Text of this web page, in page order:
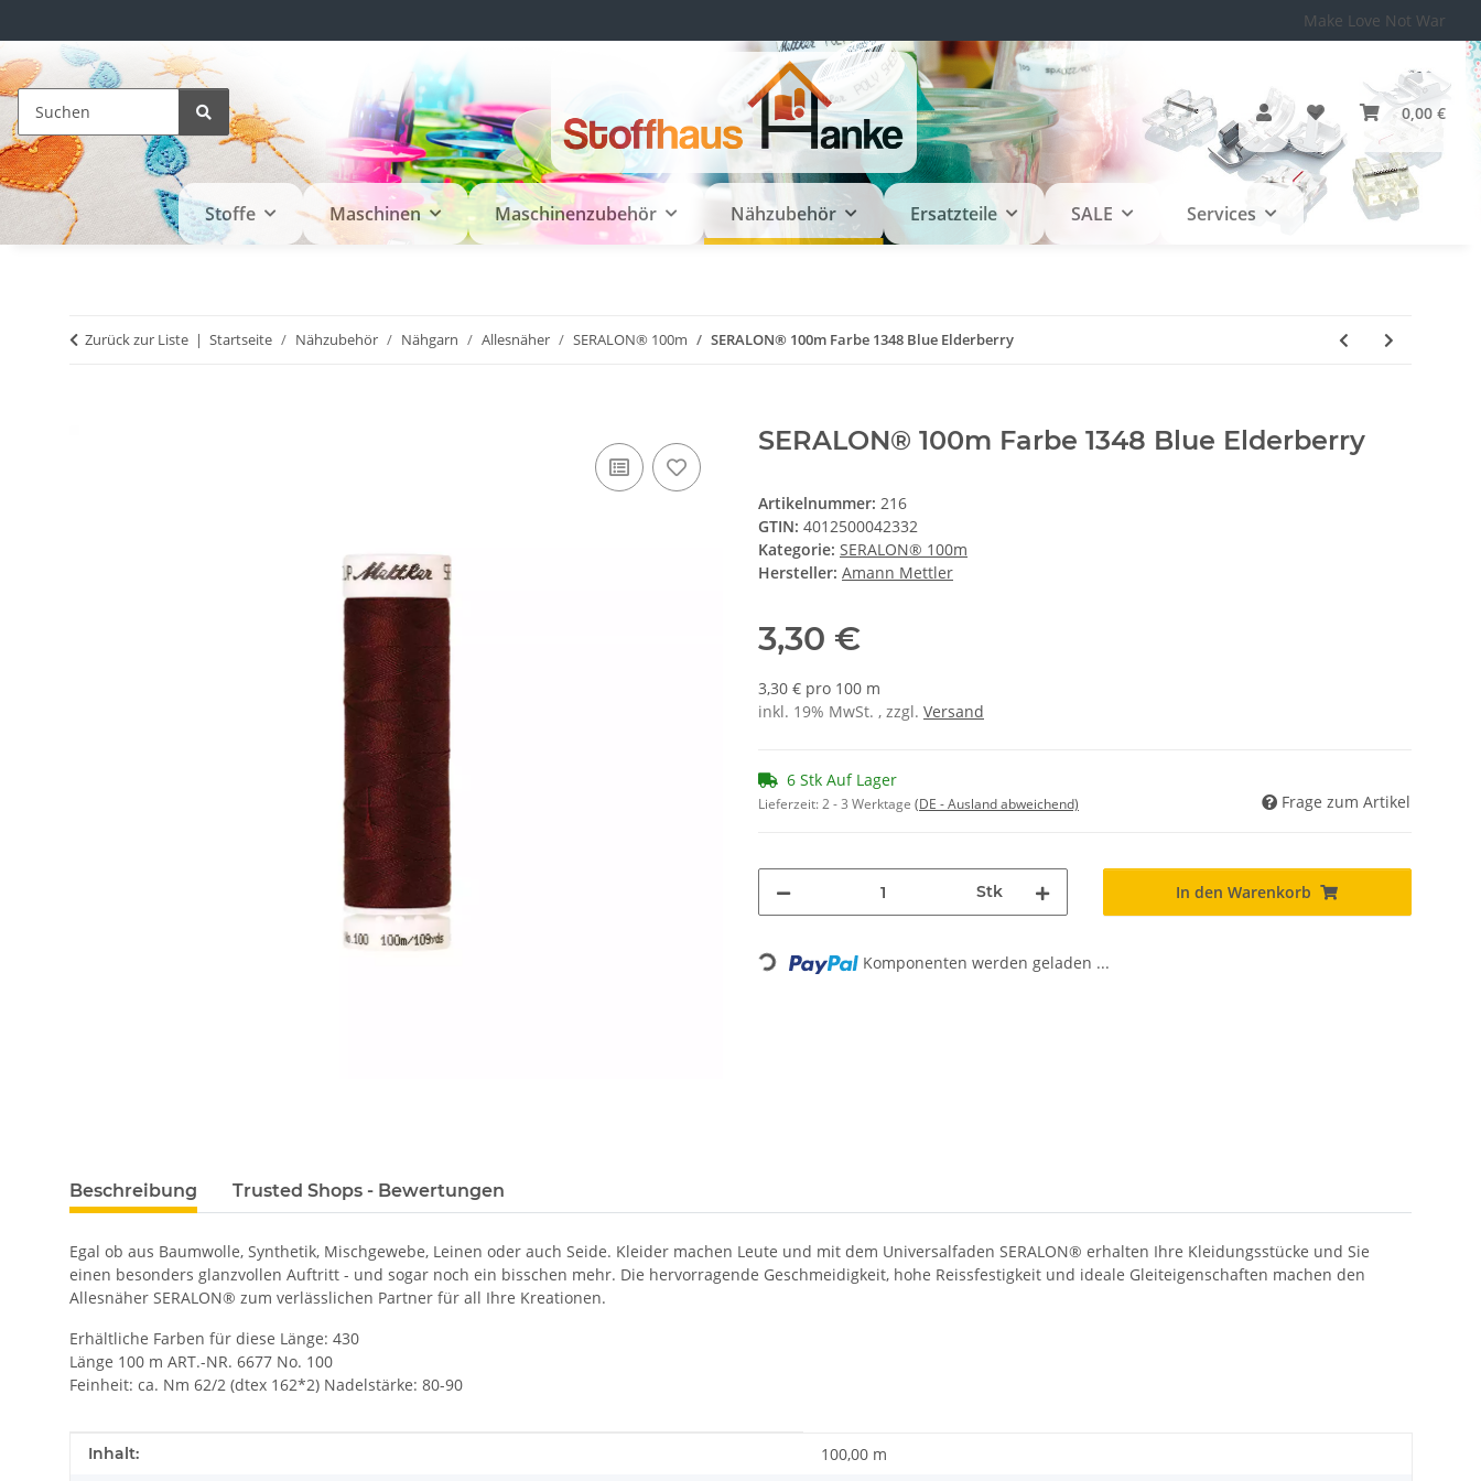
Make Love Not War
0,00 €
Stoffe Maschinen Maschinenzubehör Nähzubehör Ersatzteile SALE Services
Zurück zur Liste Startseite Nähzubehör Nähgarn Allesnäher SERALON® 100m SERALON® 100m Farbe 1348 Blue Elderberry
SERALON® 100m Farbe 1348 Blue Elderberry
Artikelnummer: 216
GTIN: 4012500042332
Kategorie: SERALON® 100m
Hersteller: Amann Mettler
3,30 €
3,30 € pro 100 m
inkl. 19% MwSt. , zzgl. Versand
6 Stk Auf Lager
Lieferzeit:2 - 3 Werktage (DE - Ausland abweichend) Frage zum Artikel
Stk In den Warenkorb
Loading... Komponenten werden geladen ...
Beschreibung Trusted Shops - Bewertungen
Egal ob aus Baumwolle, Synthetik, Mischgewebe, Leinen oder auch Seide. Kleider machen Leute und mit dem Universalfaden SERALON® erhalten Ihre Kleidungsstücke und Sie
einen besonders glanzvollen Auftritt - und sogar noch ein bisschen mehr. Die hervorragende Geschmeidigkeit, hohe Reissfestigkeit und ideale Gleiteigenschaften machen den
Allesnäher SERALON® zum verlässlichen Partner für all Ihre Kreationen.
Erhältliche Farben für diese Länge: 430
Länge 100 m ART.-NR. 6677 No. 100
Feinheit: ca. Nm 62/2 (dtex 162*2) Nadelstärke: 80-90
Produkteigenschaft
Wert
Inhalt: 100,00 m